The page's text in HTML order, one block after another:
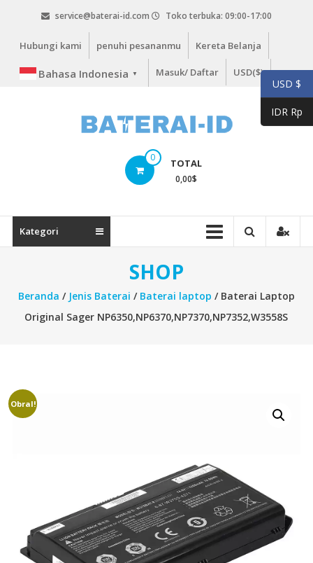
service@baterai-id.com Toko terbuka: 09:00-17:00
Hubungi kami penuhi pesananmu Kereta Belanja
Bahasa Indonesia ▼ Masuk/ Daftar USD($)
id.com
0 TOTAL
0,00$
Kategori
SHOP
Beranda / Jenis Baterai / Baterai laptop / Baterai Laptop
Original Sager NP6350,NP6370,NP7370,NP7352,W3558S
Obral!
USD $
IDR Rp